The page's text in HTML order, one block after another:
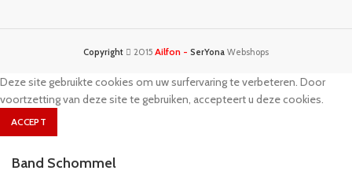
Copyright 2015 Ailfon - SerYona Webshops
Deze site gebruikte cookies om uw surfervaring te verbeteren. Door
voortzetting van deze site te gebruiken, accepteert u deze cookies.
ACCEPT
Band Schommel